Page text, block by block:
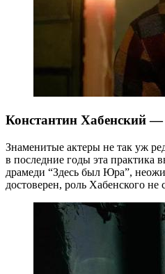
Константин Хабенский
Знаменитые актеры не так уж
в последние годы эта практика
драмеди “Здесь был Юра”,
достоверен, роль Хабенского